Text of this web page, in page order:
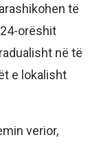
të
orëshit
në të
e lokalisht
verior,